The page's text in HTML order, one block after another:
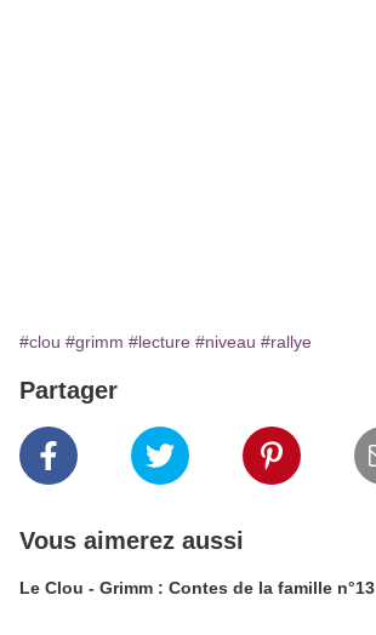
#clou #grimm #lecture #niveau #rallye
Partager
Vous aimerez aussi
Le Clou - Grimm : Contes de la famille n°13